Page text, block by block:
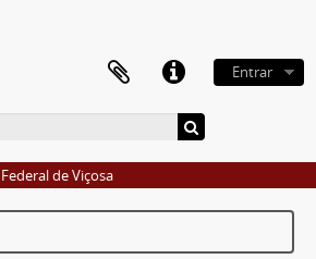
Entrar
de Viçosa